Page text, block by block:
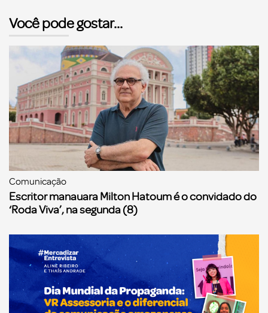
Você pode gostar...
Comunicação
Escritor manauara Milton Hatoum é o convidado do
‘Roda Viva’, na segunda (8)